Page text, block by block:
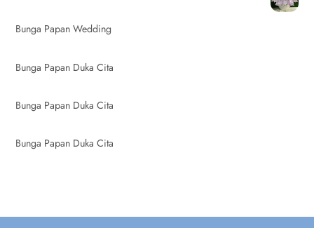
Bunga Papan Wedding
Bunga Papan Duka Cita
Bunga Papan Duka Cita
Bunga Papan Duka Cita